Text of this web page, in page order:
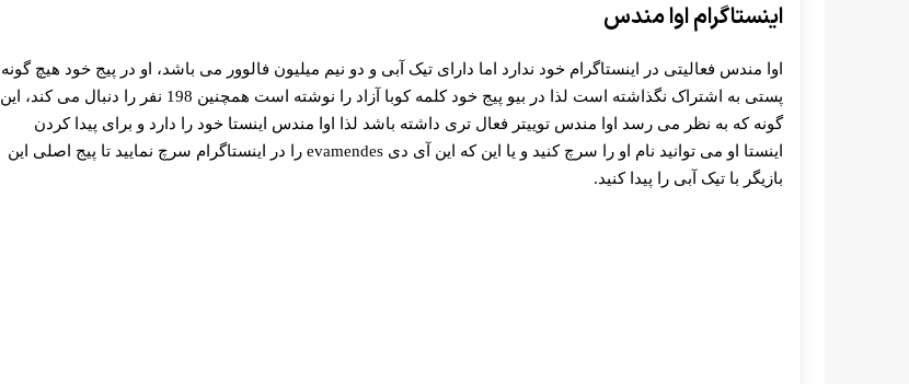
اینستاگرام اوا مندس
اوا مندس فعالیتی در اینستاگرام خود ندارد اما دارای تیک آبی و دو نیم میلیون فالوور می باشد، او در پیج خود هیچ گونه
پستی به اشتراک نگذاشته است لذا در بیو پیج خود کلمه کوبا آزاد را نوشته است همچنین 198 نفر را دنبال می کند، این
گونه که به نظر می رسد اوا مندس توییتر فعال تری داشته باشد لذا اوا مندس اینستا خود را دارد و برای پیدا کردن
اینستا او می توانید نام او را سرچ کنید و یا این که این آی دی evamendes را در اینستاگرام سرچ نمایید تا پیج اصلی این
بازیگر با تیک آبی را پیدا کنید.